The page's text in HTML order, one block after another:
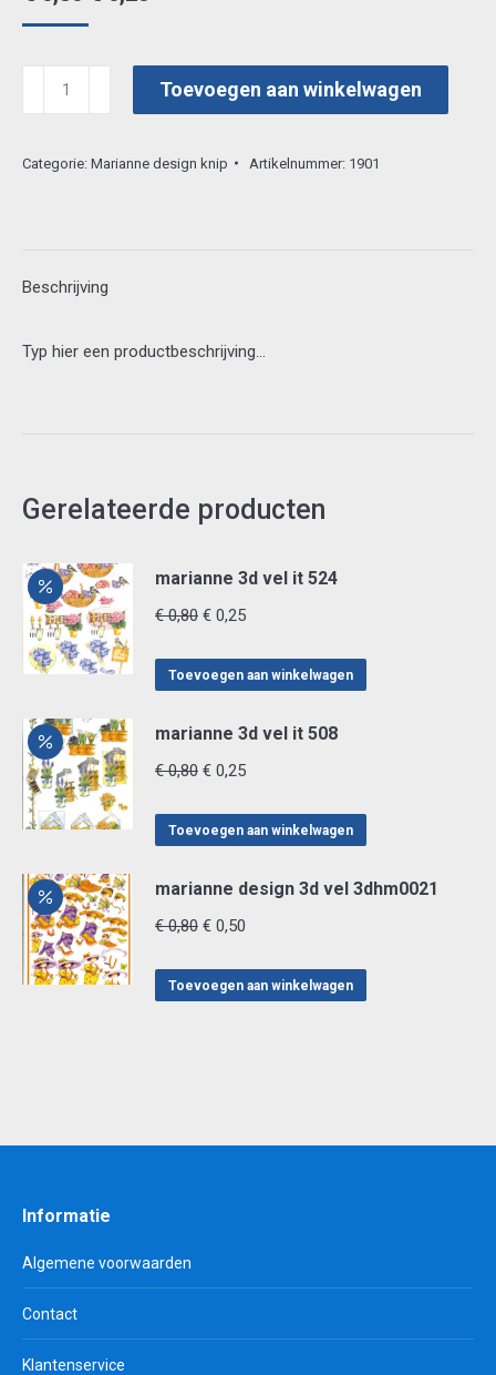
prijs
€ 0,25.
marianne
3d
mg0832
Toevoegen aan winkelwagen
Categorie: Marianne design knip Artikelnummer: 1901
Beschrijving
Typ hier een productbeschrijving…
Gerelateerde producten
marianne 3d vel it 524
€0,80 Oorspronkelijke
was:
€ 0,25Huidige
is:
Toevoegen aan winkelwagen
marianne 3d vel it 508
€0,80 Oorspronkelijke
was:
€ 0,25Huidige
is:
Toevoegen aan winkelwagen
marianne design 3d vel 3dhm0021
€0,80 Oorspronkelijke
was:
€ 0,50
is:
Toevoegen aan winkelwagen
Informatie
Algemene voorwaarden
Contact
Klantenservice